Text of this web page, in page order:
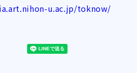
u.ac.jp/toknow/